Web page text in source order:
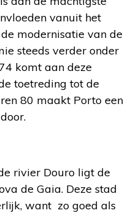
vanuit het
modernisatie van de
steeds verder onder
komt aan deze
toetreding tot de
80 maakt Porto een
rivier Douro ligt de
de Gaia. Deze stad
want zo goed als